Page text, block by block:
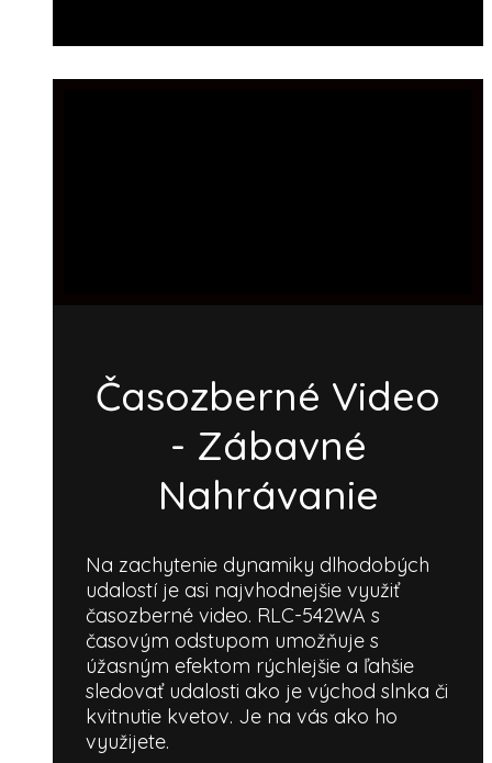
Časozberné Video
- Zábavné
Nahrávanie
Na zachytenie dynamiky dlhodobých
udalostí je asi najvhodnejšie využiť
časozberné video. RLC-542WA s
časovým odstupom umožňuje s
úžasným efektom rýchlejšie a ľahšie
sledovať udalosti ako je východ slnka či
kvitnutie kvetov. Je na vás ako ho
využijete.